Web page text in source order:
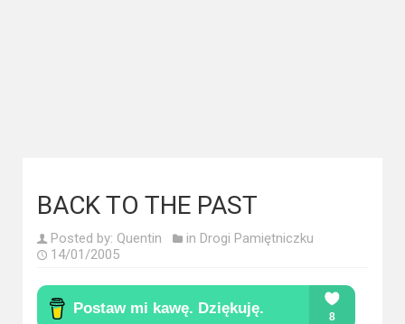
dokumentalne
Horrory
azjatyckie
BACK TO THE PAST
Posted by: Quentin in Drogi Pamiętniczku
14/01/2005